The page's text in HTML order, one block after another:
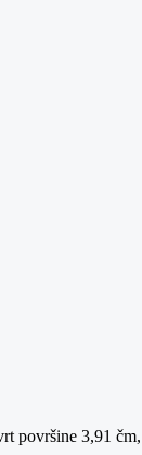
površine 3,91